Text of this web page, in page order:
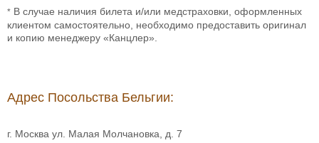
* В случае наличия билета и/или медстраховки, оформленных
клиентом самостоятельно, необходимо предоставить оригинал
и копию менеджеру «Канцлер».
Адрес Посольства Бельгии:
г. Москва ул. Малая Молчановка, д. 7